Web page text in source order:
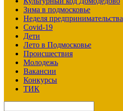
Зима в подмосковье
Неделя предпринимательства
Covid-19
Дети
Лето в Подмосковье
Происшествия
Молодежь
Вакансии
Конкурсы
ТИК